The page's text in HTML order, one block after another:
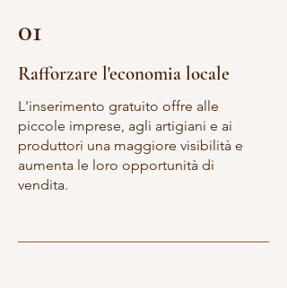
01
Rafforzare l'economia locale
L'inserimento gratuito offre alle
piccole imprese, agli artigiani e ai
produttori una maggiore visibilità e
aumenta le loro opportunità di
vendita.